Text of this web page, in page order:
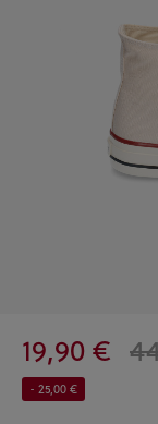
19,90 €
- 25,00 €